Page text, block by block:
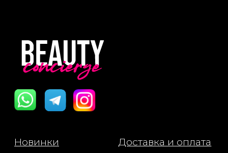
Все права защищены